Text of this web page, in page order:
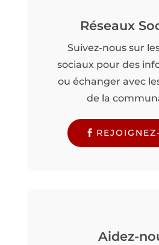
Réseaux
Suivez-nous sur
sociaux pour des
ou échanger avec
de la
Aidez-